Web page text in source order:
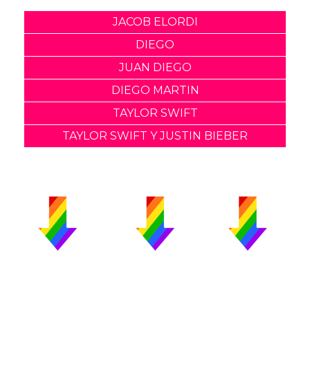
JACOB ELORDI
DIEGO
JUAN DIEGO
DIEGO MARTIN
TAYLOR SWIFT
TAYLOR SWIFT Y JUSTIN BIEBER